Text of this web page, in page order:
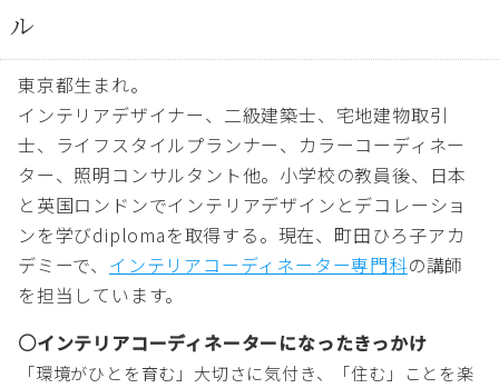
ル
東京都生まれ。
インテリアデザイナー、二級建築士、宅地建物取引
士、ライフスタイルプランナー、カラーコーディネー
ター、照明コンサルタント他。小学校の教員後、日本
と英国ロンドンでインテリアデザインとデコレーショ
ンを学びdiplomaを取得する。現在、町田ひろ子アカ
デミーで、 インテリアコーディネーター専門科の講師
を担当しています。
○インテリアコーディネーターになったきっかけ
「環境がひとを育む」大切さに気付き、「住む」ことを楽